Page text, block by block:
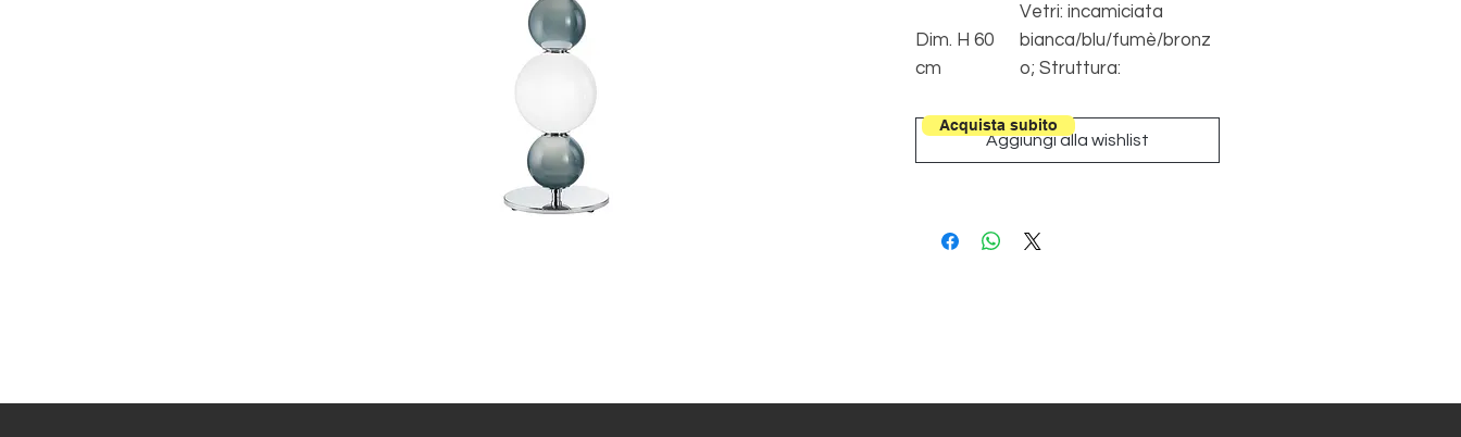
Dim. H 60
cm
Ø 14 e 20
1L E27 Max
Vetri: incamiciata
bianca/blu/fumè/bronz
o; Struttura:
satinato/Nera opaca
Aggiungi alla wishlist
Acquista subito